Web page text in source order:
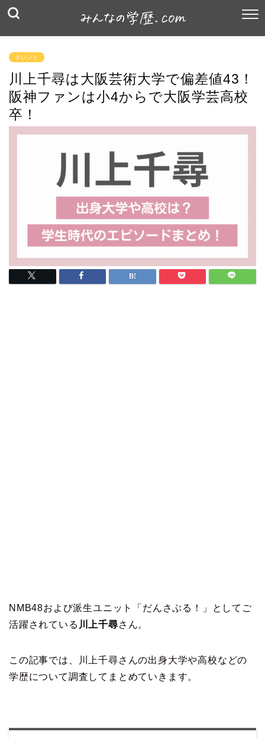
タレント
川上千尋は大阪芸術大学で偏差値43！
阪神ファンは小4からで大阪学芸高校
卒！
NMB48および派生ユニット「だんさぶる！」としてご
活躍されている 川上千尋さん。
この記事では、川上千尋さんの出身大学や高校などの
学歴について調査してまとめていきます。